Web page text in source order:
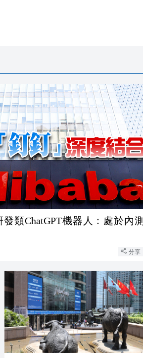
類ChatGPT機器人：處於內測
分享